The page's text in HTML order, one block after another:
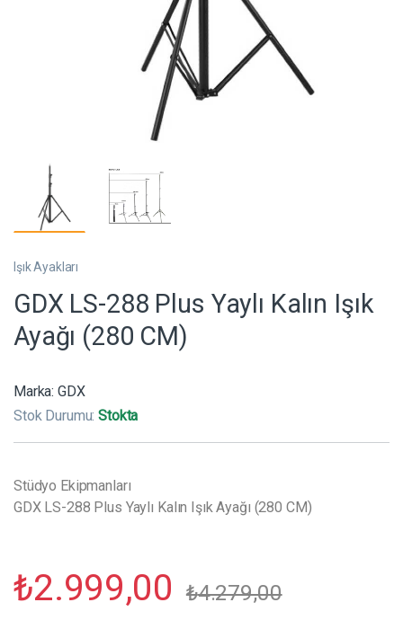
Işık Ayakları
GDX LS-288 Plus Yaylı Kalın Işık
Ayağı (280 CM)
Marka: GDX
Stok Durumu:Stokta
Stüdyo Ekipmanları
GDX LS-288 Plus Yaylı Kalın Işık Ayağı (280 CM)
₺2.999,00 ₺4.279,00